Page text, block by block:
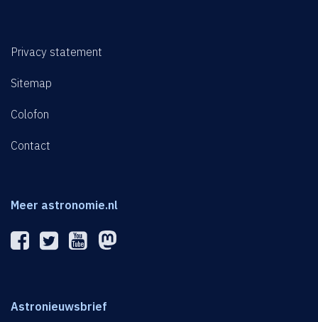
Privacy statement
Sitemap
Colofon
Contact
Meer astronomie.nl
Astronieuwsbrief